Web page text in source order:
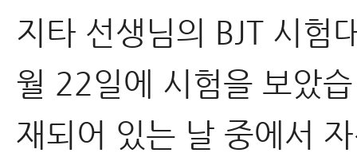
지타 선생님의 BJT 시험
월 22일에 시험을 보았
재되어 있는 날 중에서